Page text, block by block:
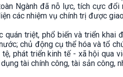
Ngành đã nỗ lực, tích cực
các nhiệm vụ chính trị được
quán triệt, phổ biến và triển
chủ động cụ thể hóa và tổ
phát triển kinh tế - xã hội qua
tài chính công, tài sản công,